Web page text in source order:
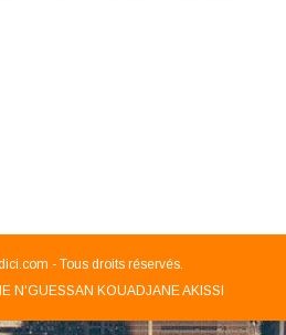
- Tous droits réservés.
N'GUESSAN KOUADJANE AKISSI